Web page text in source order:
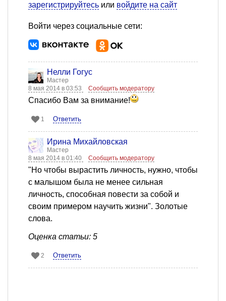
зарегистрируйтесь или войдите на сайт
Войти через социальные сети:
Нелли Гогус
Мастер
8 мая 2014 в 03:53
Сообщить модератору
Спасибо Вам за внимание!
1 Ответить
Ирина Михайловская
Мастер
8 мая 2014 в 01:40
Сообщить модератору
"Но чтобы вырастить личность, нужно, чтобы
с малышом была не менее сильная
личность, способная повести за собой и
своим примером научить жизни". Золотые
слова.
Оценка статьи: 5
2 Ответить